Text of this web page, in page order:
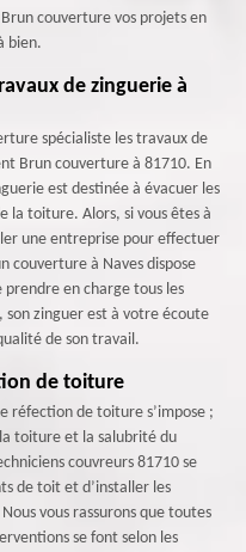
couverture vos projets en
bien.
de zinguerie à
spécialiste les travaux de
Brun couverture à 81710. En
est destinée à évacuer les
la toiture. Alors, si vous êtes à
une entreprise pour effectuer
couverture à Naves dispose
en charge tous les
zinguer est à votre écoute
de son travail.
de toiture
réfection de toiture s’impose ;
toiture et la salubrité du
couvreurs 81710 se
de toit et d’installer les
vous rassurons que toutes
se font selon les